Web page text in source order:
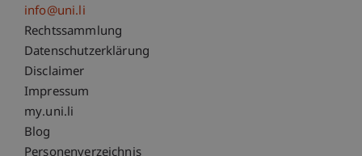
info@uni.li
Fußzeile Rechtliche Hinweise
Rechtssammlung
Datenschutzerklärung
Disclaimer
Impressum
Fußzeile Subdomain-Verzeichnis
my.uni.li
Blog